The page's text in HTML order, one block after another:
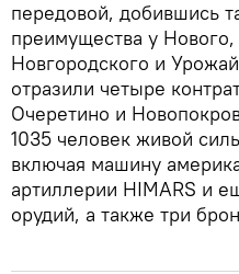
передовой, добившись
преимущества у Нового,
Новгородского и
отразили четыре
Очеретино и
1035 человек живой
включая машину
артиллерии HIMARS и
орудий, а также три